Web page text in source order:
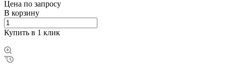
Цена по запросу
В корзину
Купить в 1 клик